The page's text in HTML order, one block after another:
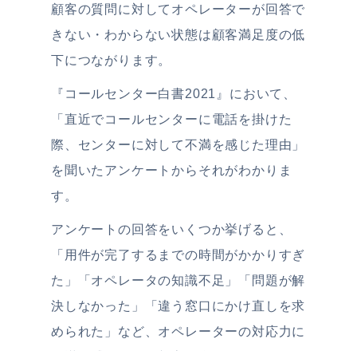
顧客の質問に対してオペレーターが回答で
きない・わからない状態は顧客満足度の低
下につながります。
『コールセンター白書2021』において、
「直近でコールセンターに電話を掛けた
際、センターに対して不満を感じた理由」
を聞いたアンケートからそれがわかりま
す。
アンケートの回答をいくつか挙げると、
「用件が完了するまでの時間がかかりすぎ
た」「オペレータの知識不足」「問題が解
決しなかった」「違う窓口にかけ直しを求
められた」など、オペレーターの対応力に